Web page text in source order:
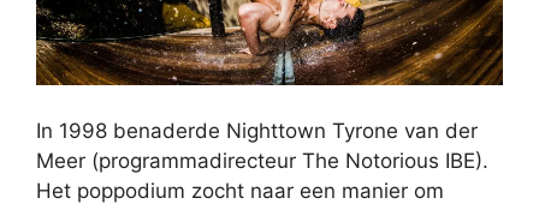
In 1998 benaderde Nighttown Tyrone van der
Meer (programmadirecteur The Notorious IBE).
Het poppodium zocht naar een manier om